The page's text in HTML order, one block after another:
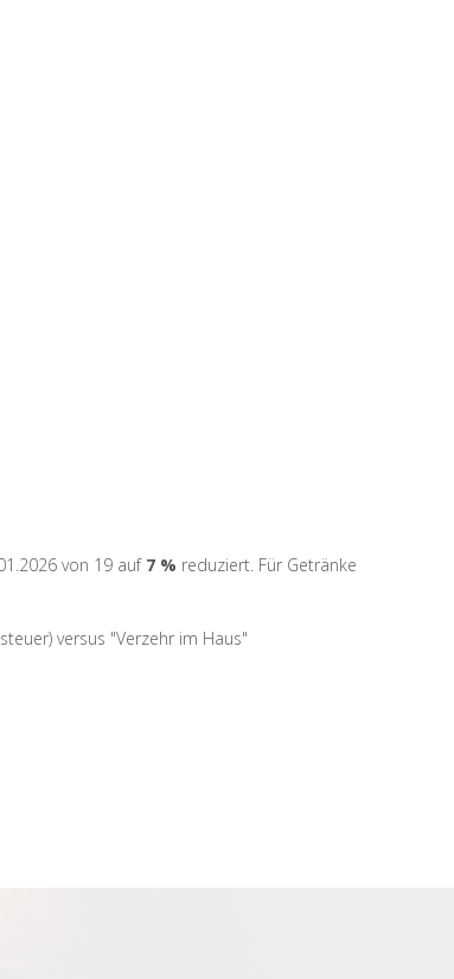
von 19 auf 7 % reduziert. Für Getränke
versus "Verzehr im Haus"